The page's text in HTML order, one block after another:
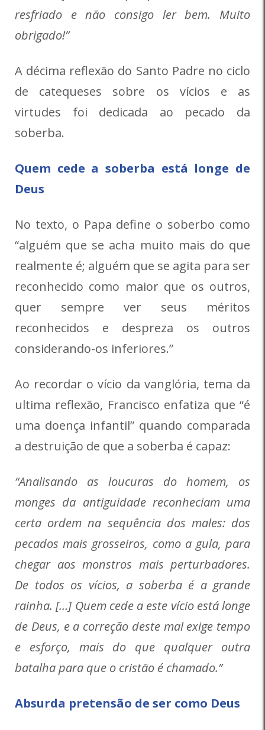
resfriado e não consigo ler bem. Muito
obrigado!”
A décima reflexão do Santo Padre no ciclo
de catequeses sobre os vícios e as
virtudes foi dedicada ao pecado da
soberba.
Quem cede a soberba está longe de
Deus
No texto, o Papa define o soberbo como
“alguém que se acha muito mais do que
realmente é; alguém que se agita para ser
reconhecido como maior que os outros,
quer sempre ver seus méritos
reconhecidos e despreza os outros
considerando-os inferiores.”
Ao recordar o vício da vanglória, tema da
ultima reflexão, Francisco enfatiza que “é
uma doença infantil” quando comparada
a destruição de que a soberba é capaz:
“Analisando as loucuras do homem, os
monges da antiguidade reconheciam uma
certa ordem na sequência dos males: dos
pecados mais grosseiros, como a gula, para
chegar aos monstros mais perturbadores.
De todos os vícios, a soberba é a grande
rainha. […] Quem cede a este vício está longe
de Deus, e a correção deste mal exige tempo
e esforço, mais do que qualquer outra
batalha para que o cristão é chamado.”
Absurda pretensão de ser como Deus